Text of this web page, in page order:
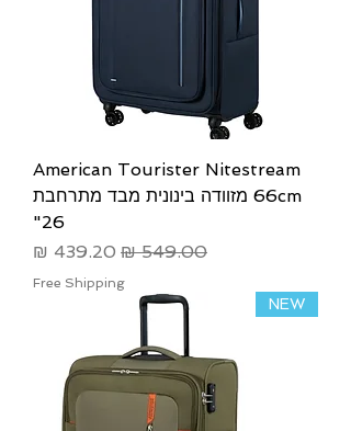
American Tourister Nitestream
66cm מזוודה בינונית מבד מתרחבת
26"
מחיר רגיל
מחיר מבצע
Free Shipping
NEW